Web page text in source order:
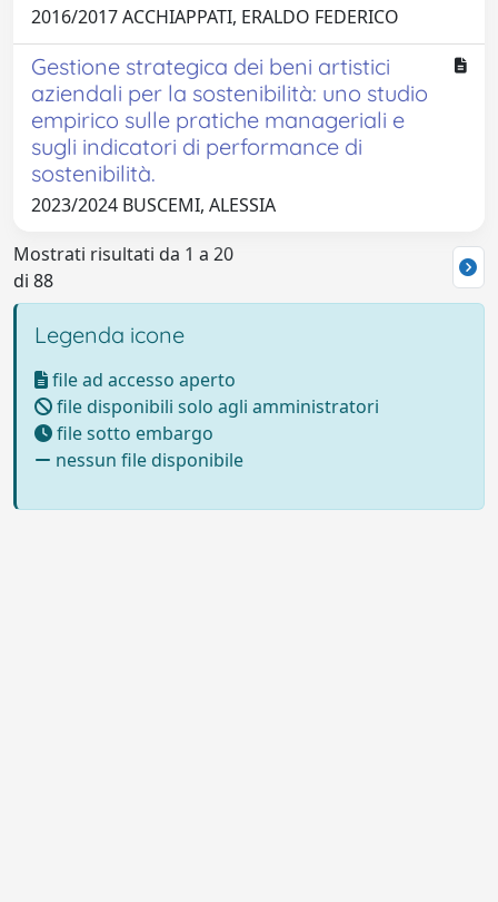
2016/2017 ACCHIAPPATI, ERALDO FEDERICO
Gestione strategica dei beni artistici
aziendali per la sostenibilità: uno studio
empirico sulle pratiche manageriali e
sugli indicatori di performance di
sostenibilità.
2023/2024 BUSCEMI, ALESSIA
Mostrati risultati da 1 a 20
di 88
Legenda icone
file ad accesso aperto
file disponibili solo agli amministratori
file sotto embargo
nessun file disponibile